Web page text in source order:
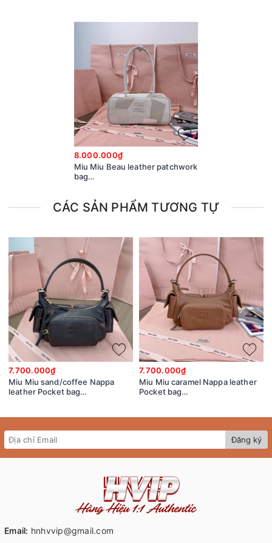
8.000.000₫
Miu Miu Beau leather patchwork
bag
CÁC SẢN PHẨM TƯƠNG TỰ
7.700.000₫
Miu Miu sand/coffee Nappa
leather Pocket bag
7.700.000₫
Miu Miu caramel Nappa leather
Pocket bag
Đăng ký
Email: hnhvvip@gmail.com